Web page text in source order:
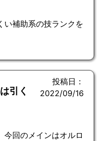
い補助系の技ランクを
引く
投稿日：
2022/09/16
回のメインはオルロ